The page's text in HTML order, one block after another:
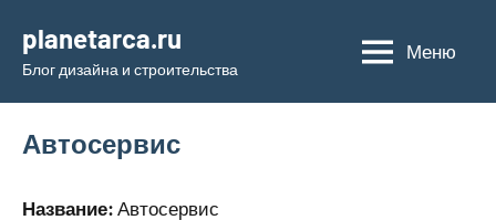
содержимому
planetarca.ru
Блог дизайна и строительства
Меню
Автосервис
Название: Автосервис